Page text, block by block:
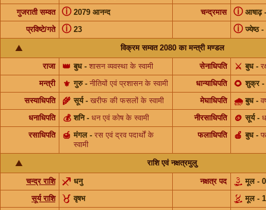
गुजराती सम्वत 2079 आनन्द
ⓘ चन्द्रमास आषाढ़
ⓘ
प्रविष्टे/गते 23
ⓘ ज्येष्ठ-
ⓘ
विक्रम सम्वत 2080 का मन्त्री मण्डल
राजा बुध
👑 - शासन व्यवस्था के स्वामी सेनाधिपति बुध
⚔️ -
मन्त्री
गुरु
⚜️ - नीतियों एवं प्रशासन के स्वामी धान्याधिपति शुक्र
🌻
-
सस्याधिपति
सूर्य
🌾 - खरीफ की फसलों के स्वामी मेघाधिपति बुध
🌧 -
धनाधिपति
शनि
💰 - धन एवं कोष के स्वामी नीरसाधिपति सूर्य
🪙 -
रसाधिपति
मंगल
🍯 - रस एवं द्रव पदार्थों के
स्वामी
फलाधिपति बुध
🍎 -
राशि एवं नक्षत्रमुलु
चन्द्र राशि धनु नक्षत्र पद
मूल -
सूर्य राशि
वृषभ
मूल -